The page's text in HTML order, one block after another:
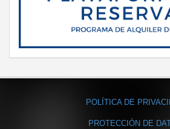
POLÍTICA DE
PROTECCIÓN DE